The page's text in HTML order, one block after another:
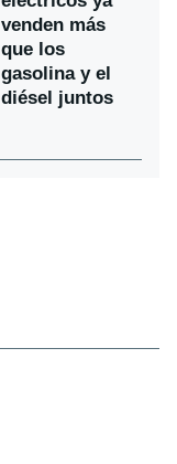
venden más
que los
gasolina y el
diésel juntos